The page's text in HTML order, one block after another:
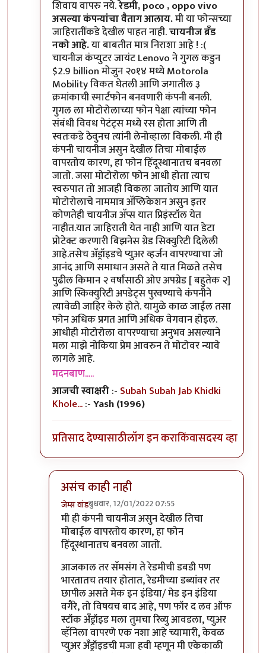
शिवाय वापरु नये.रेडमी, poco , oppo vivo
असल्या कंपन्यांचा वैताग आलाय.मी या फोन्सच्या
जाहिरातींकडे देखील पाहत नाही.चायनीज ब्रँड
नको आहे.या बाबतीत मात्र निराशा आहे ! :(
चायनीज कंप्युटर जायंट Lenovo ने गुगल कडुन
$2.9 billion मोजुन २०१४ मध्ये Motorola
Mobility विकत घेतली आणि जगातील ३
क्रमांकाची स्मार्टफोन बनवणारी कंपनी बनली.
गुगल ला मोटोरोलाच्या फोन पेक्षा त्यांच्या फोन
संबंधी विवध पेटंट्स मध्ये रस होता आणि ती
स्वतःकडे ठेवुनच त्यांनी लेनोव्हाला विकली. मी ही
कंपनी चायनीज असुन देखील तिचा मोबाईल
वापरतोय कारण, हा फोन हिंदूस्थानातच बनवला
जातो. जसा मोटोरोला फोन आधी होता त्याच
स्वरुपात तो आजही विकला जातोय आणि यात
मोटोरोलाचे नाममात्र अ‍ॅप्लिकेशन असुन इतर
कोणतेही चायनीज अ‍ॅप्स यात प्रिइंस्टॉल येत
नाहीत.यात जाहिराती येत नाही आणि यात डेटा
प्रोटेक्ट करणारी बिझनेस ग्रेड सिक्युरिटी दिलेली
आहे.तसेच अँड्रॉइडचे प्युअर व्हर्जन वापरण्याचा जो
आनंद आणि समाधान असते ते यात मिळते तसेच
पुढील किमान २ वर्षांसाठी ओए अपग्रेड [ बहुतेक २]
आणि स्किक्युरिटी अपडेट्स पुरवण्याचे कंपनीने
त्यावेळी जाहिर केले होते. यामुळे काळ जाईल तसा
फोन अधिक प्रगत आणि अधिक वेगवान होइल.
आधीही मोटोरोला वापरण्याचा अनुभव असल्याने
मला माझे नोकिया प्रेम आवरुन ते मोटोवर न्यावे
लागले आहे.
मदनबाण.....
आजची स्वाक्षरी:- Subah Subah Jab Khidki
Khole...:-Yash (1996)
प्रतिसाद देण्यासाठीलॉग इन कराकिंवासदस्य व्हा
असंच काही नाही
जेम्स वांडबुधवार, 12/01/2022 07:55
In reply toया फोन बद्दल तुमचा review काय
मी ही कंपनी चायनीज असुन देखील तिचा
मोबाईल वापरतोय कारण, हा फोन
हिंदूस्थानातच बनवला जातो.
आजकाल तर सॅमसंग ते रेडमीची डबडी पण
भारतातच तयार होतात, रेडमीच्या डब्यांवर तर
छापील असते मेक इन इंडिया/ मेड इन इंडिया
वगैरे, तो विषयच बाद आहे, पण फॉर द लव ऑफ
स्टॉक अँड्रॉइड मला तुमचा रिव्यु आवडला, प्युअर
व्हॅनिला वापरणे एक नशा आहे च्यामारी, केवळ
प्युअर अँड्रॉइडची मजा हवी म्हणून मी एकेकाळी